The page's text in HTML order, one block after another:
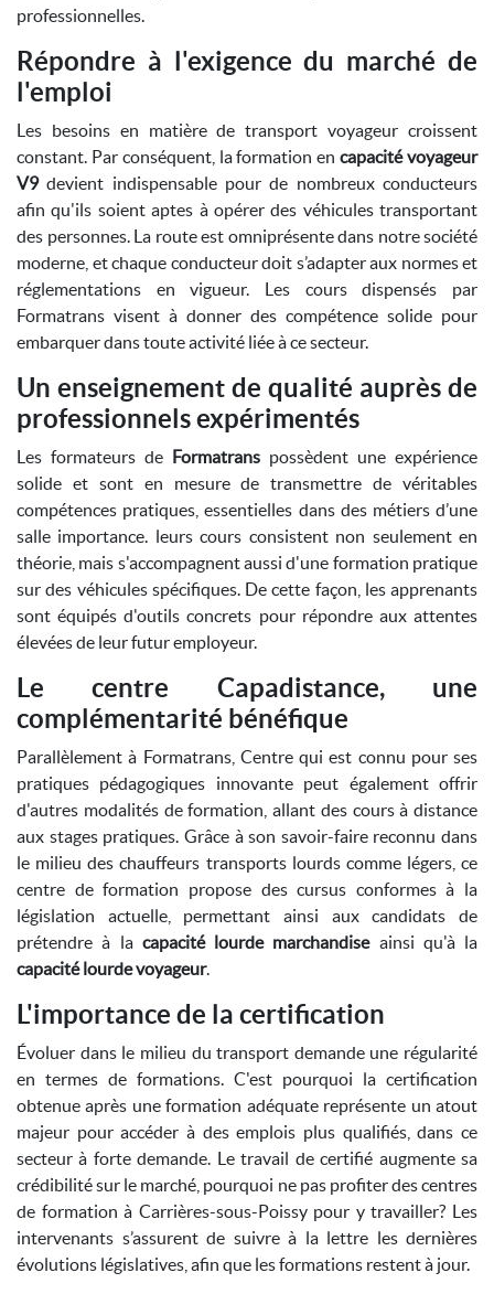
professionnelles.
Répondre à l'exigence du marché de
l'emploi
Les besoins en matière de transport voyageur croissent
constant. Par conséquent, la formation encapacité voyageur
V9devient indispensable pour de nombreux conducteurs
afin qu'ils soient aptes à opérer des véhicules transportant
des personnes. La route est omniprésente dans notre société
moderne, et chaque conducteur doit s’adapter aux normes et
réglementations en vigueur. Les cours dispensés par
Formatrans visent à donner des compétence solide pour
embarquer dans toute activité liée à ce secteur.
Un enseignement de qualité auprès de
professionnels expérimentés
Les formateurs de Formatrans possèdent une expérience
solide et sont en mesure de transmettre de véritables
compétences pratiques, essentielles dans des métiers d’une
salle importance. leurs cours consistent non seulement en
théorie, mais s'accompagnent aussi d'une formation pratique
sur des véhicules spécifiques. De cette façon, les apprenants
sont équipés d'outils concrets pour répondre aux attentes
élevées de leur futur employeur.
Le centre Capadistance, une
complémentarité bénéfique
Parallèlement à Formatrans, Centre qui est connu pour ses
pratiques pédagogiques innovante peut également offrir
d'autres modalités de formation, allant des cours à distance
aux stages pratiques. Grâce à son savoir-faire reconnu dans
le milieu des chauffeurs transports lourds comme légers, ce
centre de formation propose des cursus conformes à la
législation actuelle, permettant ainsi aux candidats de
prétendre à la capacité lourde marchandiseainsi qu'à la
capacité lourde voyageur.
L'importance de la certification
Évoluer dans le milieu du transport demande une régularité
en termes de formations. C'est pourquoi la certification
obtenue après une formation adéquate représente un atout
majeur pour accéder à des emplois plus qualifiés, dans ce
secteur à forte demande. Le travail de certifié augmente sa
crédibilité sur le marché, pourquoi ne pas profiter des centres
de formation à Carrières-sous-Poissy pour y travailler? Les
intervenants s’assurent de suivre à la lettre les dernières
évolutions législatives, afin que les formations restent à jour.